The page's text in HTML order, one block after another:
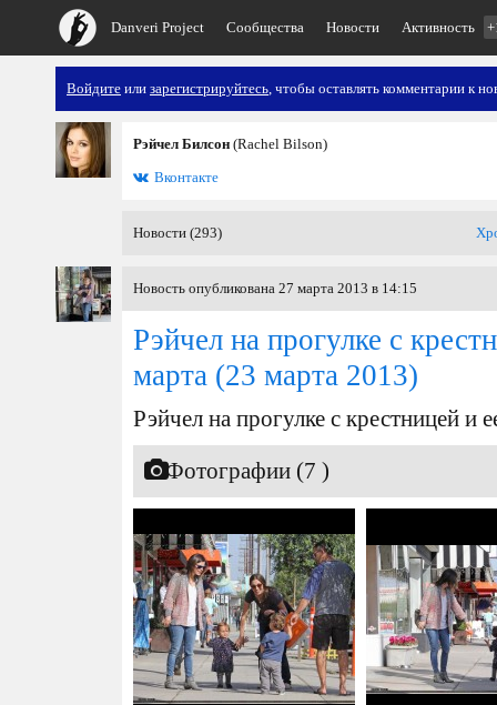
Danveri Project Сообщества Новости Активность
Войдите или зарегистрируйтесь, чтобы оставлять комментарии к
Рэйчел Билсон (Rachel Bilson)
Вконтакте
Новости (293)
Новость опубликована 27 марта 2013 в 14:15
Рэйчел на прогулке с
марта (23 марта 2013)
Рэйчел на прогулке с крестницей и
Фотографии (7 )